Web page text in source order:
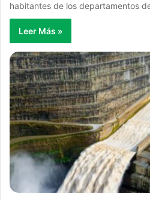
habitantes de los departamentos
Leer Más »